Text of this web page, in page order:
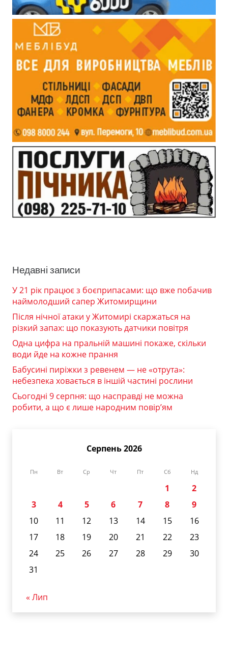
Недавні записи
У 21 рік працює з боєприпасами: що вже побачив
наймолодший сапер Житомирщини
Після нічної атаки у Житомирі скаржаться на
різкий запах: що показують датчики повітря
Одна цифра на пральній машині покаже, скільки
води йде на кожне прання
Бабусині пиріжки з ревенем — не «отрута»:
небезпека ховається в іншій частині рослини
Сьогодні 9 серпня: що насправді не можна
робити, а що є лише народним повір’ям
Серпень 2026
Пн Вт Ср Чт Пт Сб Нд
1
2
3
4 5 6 7 8
9
10
11 12 13 14 15
16
17
18 19 20 21 22
23
24
25 26 27 28 29
30
31
« Лип